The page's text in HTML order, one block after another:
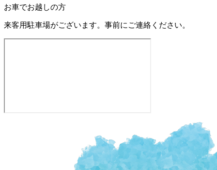
お車でお越しの方
来客用駐車場がございます。事前にご連絡ください。